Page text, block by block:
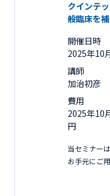
クインテ
般臨床を
開催日時
2025年10
講師
加治初彦
費用
2025年10
円
当セミナー
お手元にご